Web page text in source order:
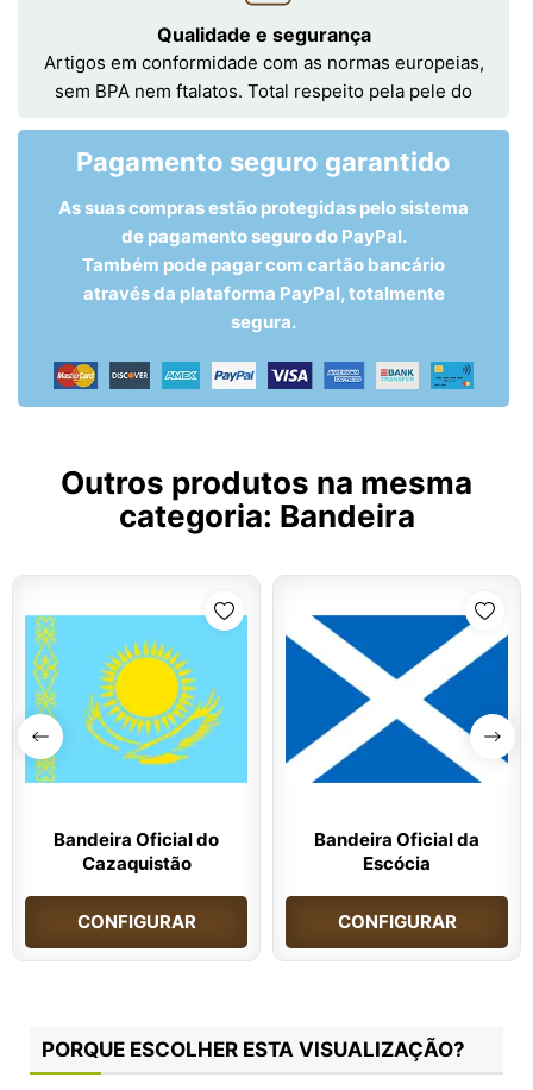
Qualidade e segurança
Artigos em conformidade com as normas europeias,
sem BPA nem ftalatos. Total respeito pela pele do
Pagamento seguro garantido
As suas compras estão protegidas pelo sistema
de pagamento seguro do PayPal.
Também pode pagar com cartão bancário
através da plataforma PayPal, totalmente
segura.
Outros produtos na mesma
categoria: Bandeira
Bandeira Oficial do
Cazaquistão
CONFIGURAR
Bandeira Oficial da
Escócia
CONFIGURAR
PORQUE ESCOLHER ESTA VISUALIZAÇÃO?